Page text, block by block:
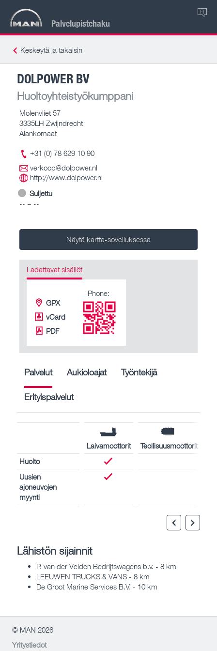
Palvelupistehaku
FI
Keskeytä ja takaisin
DOLPOWER BV
Huoltoyhteistyökumppani
Molenvliet 57
3335LH Zwijndrecht
Alankomaat
+31 (0) 78 629 10 90
verkoop@dolpower.nl
http://www.dolpower.nl
Suljettu
-- – --
Näytä kartta-sovelluksessa
Ladattavat sisällöt
GPX
vCard
PDF
Phone:
Palvelut Aukioloajat Työntekijä
Erityispalvelut
Laivamoottorit
Teollisuusmoottorit
Huolto
Uusien
ajoneuvojen
myynti
Lähistön sijainnit
P. van der Velden Bedrijfswagens b.v. - 8 km
LEEUWEN TRUCKS & VANS - 8 km
De Groot Marine Services B.V. - 10 km
© MAN 2026
Yritystiedot